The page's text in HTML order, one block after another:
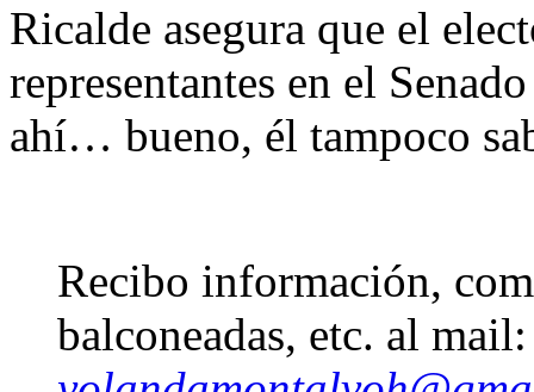
Ricalde asegura que el
representantes en el
ahí… bueno, él tampoco
Recibo información,
balconeadas, etc. al mail: